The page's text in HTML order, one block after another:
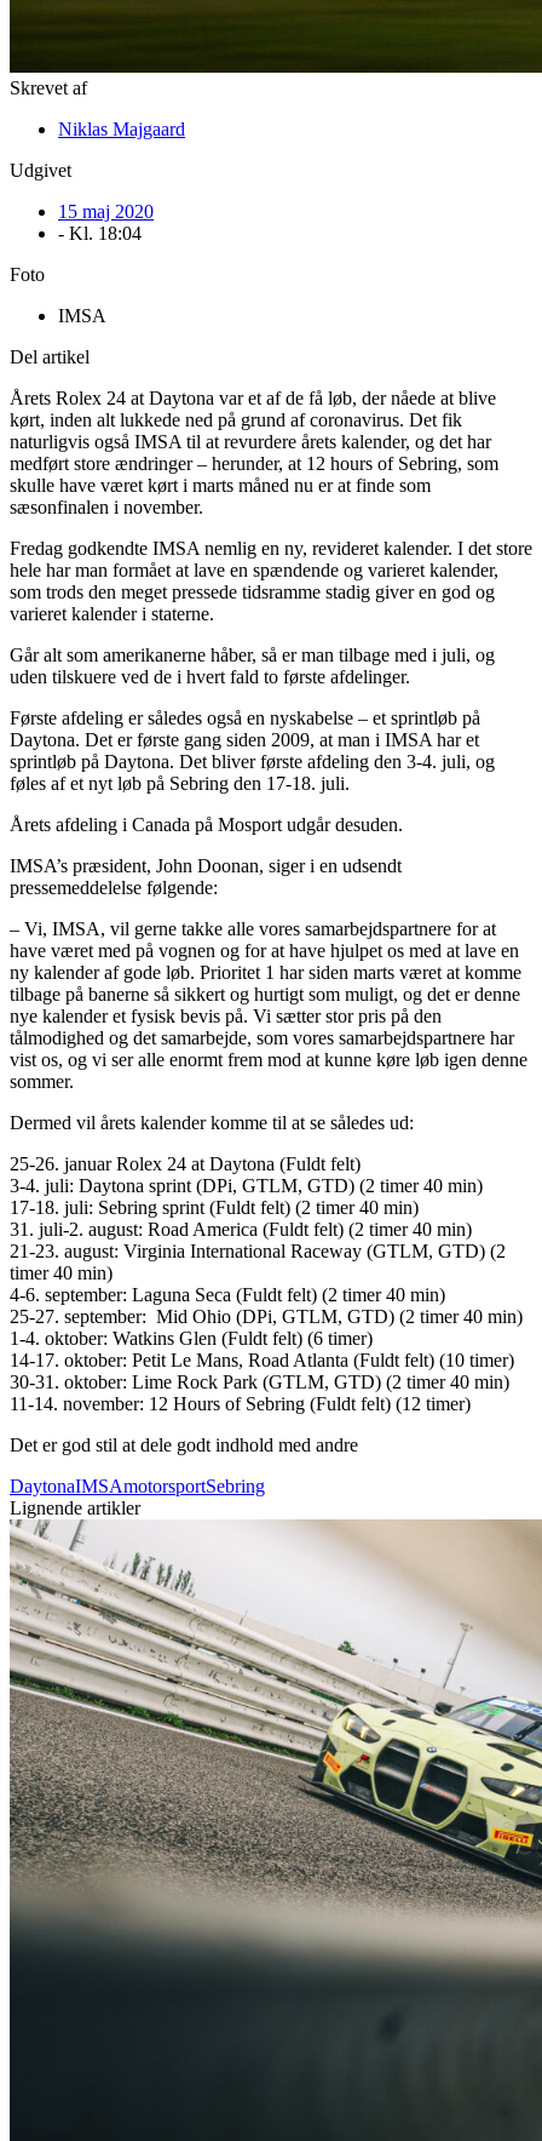
Skrevet af
Niklas Majgaard
Udgivet
15 maj 2020
- Kl. 18:04
Foto
IMSA
Del artikel
Årets Rolex 24 at Daytona var et af de få løb, der nåede at blive
kørt, inden alt lukkede ned på grund af coronavirus. Det fik
naturligvis også IMSA til at revurdere årets kalender, og det har
medført store ændringer – herunder, at 12 hours of Sebring, som
skulle have været kørt i marts måned nu er at finde som
sæsonfinalen i november.
Fredag godkendte IMSA nemlig en ny, revideret kalender. I det store
hele har man formået at lave en spændende og varieret kalender,
som trods den meget pressede tidsramme stadig giver en god og
varieret kalender i staterne.
Går alt som amerikanerne håber, så er man tilbage med i juli, og
uden tilskuere ved de i hvert fald to første afdelinger.
Første afdeling er således også en nyskabelse – et sprintløb på
Daytona. Det er første gang siden 2009, at man i IMSA har et
sprintløb på Daytona. Det bliver første afdeling den 3-4. juli, og
føles af et nyt løb på Sebring den 17-18. juli.
Årets afdeling i Canada på Mosport udgår desuden.
IMSA’s præsident, John Doonan, siger i en udsendt
pressemeddelelse følgende:
– Vi, IMSA, vil gerne takke alle vores samarbejdspartnere for at
have været med på vognen og for at have hjulpet os med at lave en
ny kalender af gode løb. Prioritet 1 har siden marts været at komme
tilbage på banerne så sikkert og hurtigt som muligt, og det er denne
nye kalender et fysisk bevis på. Vi sætter stor pris på den
tålmodighed og det samarbejde, som vores samarbejdspartnere har
vist os, og vi ser alle enormt frem mod at kunne køre løb igen denne
sommer.
Dermed vil årets kalender komme til at se således ud:
25-26. januar Rolex 24 at Daytona (Fuldt felt)
3-4. juli: Daytona sprint (DPi, GTLM, GTD) (2 timer 40 min)
17-18. juli: Sebring sprint (Fuldt felt) (2 timer 40 min)
31. juli-2. august: Road America (Fuldt felt) (2 timer 40 min)
21-23. august: Virginia International Raceway (GTLM, GTD) (2
timer 40 min)
4-6. september: Laguna Seca (Fuldt felt) (2 timer 40 min)
25-27. september: Mid Ohio (DPi, GTLM, GTD) (2 timer 40 min)
1-4. oktober: Watkins Glen (Fuldt felt) (6 timer)
14-17. oktober: Petit Le Mans, Road Atlanta (Fuldt felt) (10 timer)
30-31. oktober: Lime Rock Park (GTLM, GTD) (2 timer 40 min)
11-14. november: 12 Hours of Sebring (Fuldt felt) (12 timer)
Det er god stil at dele godt indhold med andre
DaytonaIMSAmotorsportSebring
Lignende artikler